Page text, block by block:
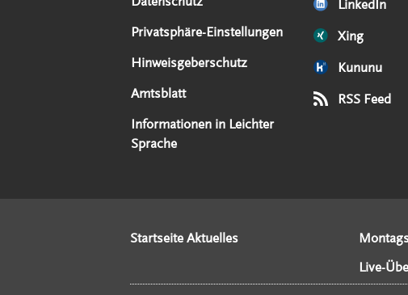
Privatsphäre-Einstellungen
Hinweisgeberschutz
Amtsblatt
Informationen in Leichter
Sprache
LinkedIn
Xing
Kununu
RSS Feed
Startseite Aktuelles
Live-